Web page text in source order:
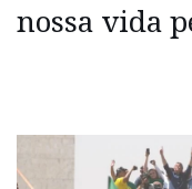
nossa vida